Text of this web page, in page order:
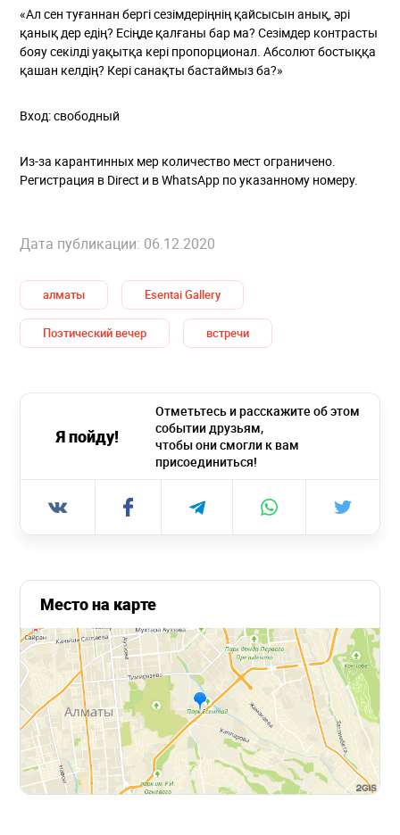
«Ал сен туғаннан бергі сезімдеріңнің қайсысын анық, әрі
қанық дер едің? Есіңде қалғаны бар ма? Сезімдер контрасты
бояу секілді уақытқа кері пропорционал. Абсолют бостыққа
қашан келдің? Кері санақты бастаймыз ба?»
Вход: свободный
Из-за карантинных мер количество мест ограничено.
Регистрация в Direct и в WhatsApp по указанному номеру.
Дата публикации: 06.12.2020
алматы Esentai Gallery
Поэтический вечер встречи
Я пойду!
Отметьтесь и расскажите об этом
событии друзьям,
чтобы они смогли к вам
присоединиться!
Место на карте